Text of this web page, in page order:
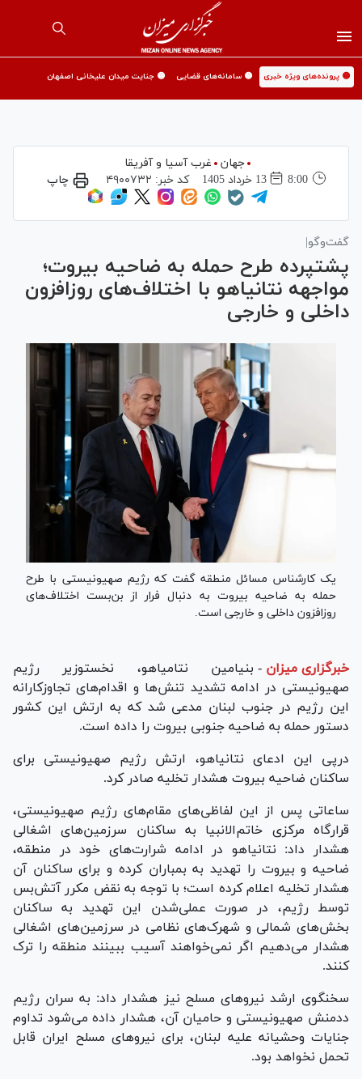
🟡 پرونده‌های ویژه خبری 🟡 سامانه‌های قضایی 🟡 جنایت میدان علیخانی اصفهان
جهان
غرب آسیا و آفریقا
8:00
13 خرداد 1405 کد خبر: ۴۹۰۰۷۳۲ چاپ
گفت‌وگو|
پشت‎پرده طرح حمله به ضاحیه بیروت؛
مواجهه نتانیاهو با اختلاف‌های روزافزون
داخلی و خارجی
یک کارشناس مسائل منطقه گفت که رژیم صهیونیستی با طرح
حمله به ضاحیه بیروت به دنبال فرار از بن‌بست اختلاف‌های
روزافزون داخلی و خارجی است.
خبرگزاری میزان -
بنیامین نتامیاهو، نخست‎وزیر رژیم
صهیونیستی در ادامه تشدید تنش‌ها و اقدام‌های تجاوزکارانه
این رژیم در جنوب لبنان مدعی شد که به ارتش این کشور
دستور حمله به ضاحیه جنوبی بیروت را داده است.
درپی این ادعای نتانیاهو، ارتش رژیم صهیونیستی برای
ساکنان ضاحیه بیروت هشدار تخلیه صادر کرد.
ساعاتی پس از این لفاظی‌های مقام‌های رژیم صهیونیستی،
قرارگاه مرکزی خاتم‌الانبیا به ساکنان سرزمین‌های اشغالی
هشدار داد: نتانیاهو در ادامه شرارت‌های خود در منطقه،
ضاحیه و بیروت را تهدید به بمباران کرده و برای ساکنان آن
هشدار تخلیه اعلام کرده است؛ با توجه به نقض مکرر آتش‌بس
توسط رژیم، در صورت عملی‌شدن این تهدید به ساکنان
بخش‌های شمالی و شهرک‌های نظامی در سرزمین‌های اشغالی
هشدار می‌دهیم اگر نمی‌خواهند آسیب ببینند منطقه را ترک
کنند.
سخنگوی ارشد نیرو‌های مسلح نیز هشدار داد: به سران رژیم
ددمنش صهیونیستی و حامیان آن، هشدار داده می‌شود تداوم
جنایات وحشیانه علیه لبنان، برای نیرو‌های مسلح ایران قابل
تحمل نخواهد بود.